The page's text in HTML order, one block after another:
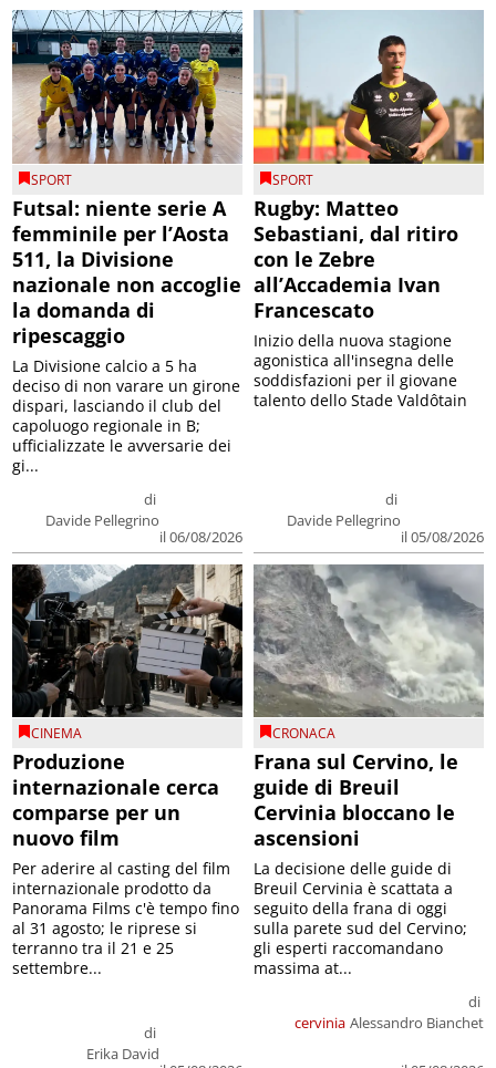
SPORT
Futsal: niente serie A
femminile per l’Aosta
511, la Divisione
nazionale non accoglie
la domanda di
ripescaggio
di
Davide Pellegrino
il 06/08/2026
La Divisione calcio a 5 ha
deciso di non varare un girone
dispari, lasciando il club del
capoluogo regionale in B;
ufficializzate le avversarie dei
gi...
SPORT
Rugby: Matteo
Sebastiani, dal ritiro
con le Zebre
all’Accademia Ivan
Francescato
di
Davide Pellegrino
il 05/08/2026
Inizio della nuova stagione
agonistica all'insegna delle
soddisfazioni per il giovane
talento dello Stade Valdôtain
CINEMA
Produzione
internazionale cerca
comparse per un
nuovo film
di
Erika David
Per aderire al casting del film
internazionale prodotto da
Panorama Films c'è tempo fino
al 31 agosto; le riprese si
terranno tra il 21 e 25
settembre...
CRONACA
Frana sul Cervino, le
guide di Breuil
Cervinia bloccano le
ascensioni
cervinia
di
Alessandro Bianchet
La decisione delle guide di
Breuil Cervinia è scattata a
seguito della frana di oggi
sulla parete sud del Cervino;
gli esperti raccomandano
massima at...